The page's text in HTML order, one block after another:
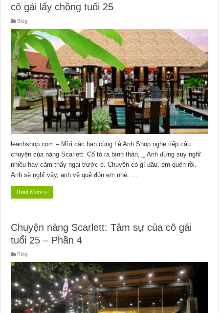
cô gái lấy chồng tuổi 25
Blog
leanhshop.com – Mời các bạn cùng Lê Anh Shop nghe tiếp câu
chuyện của nàng Scarlett: Cố tỏ ra bình thản, _ Anh đừng suy nghĩ
nhiều hay cảm thấy ngại trước e. Chuyện có gì đâu, em quên rồi. _
Anh sẽ nghĩ vậy, anh về quê đón em nhé. …
Read More »
Chuyện nàng Scarlett: Tâm sự của cô gái
tuổi 25 – Phần 4
Blog